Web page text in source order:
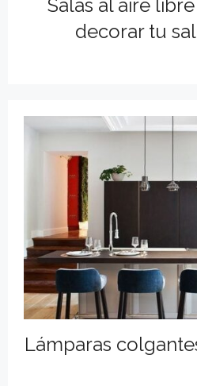
Salas al aire
decorar tu
Lámparas